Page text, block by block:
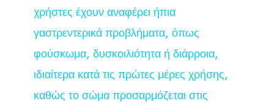
χρήστες έχουν αναφέρει ήπια
γαστρεντερικά προβλήματα, όπως
φούσκωμα, δυσκοιλιότητα ή διάρροια,
ιδιαίτερα κατά τις πρώτες μέρες χρήσης,
καθώς το σώμα προσαρμόζεται στις